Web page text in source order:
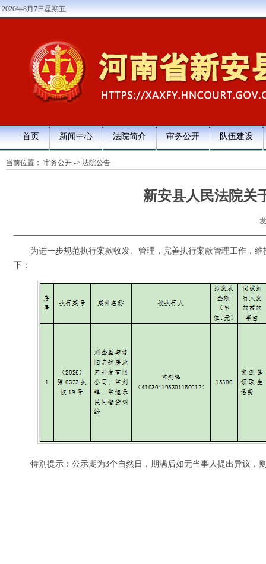
2026年8月7日星期五
首页 新闻中心 法院简介 审务公开 队伍建设
当前位置： 审务公开 -> 法院公告
新安县人民法院关
为进一步规范执行案款收发、管理，完善执行案款管理工作，维
下：
特别提示：公示期为3个自然日，期满后如无当事人提出异议，则